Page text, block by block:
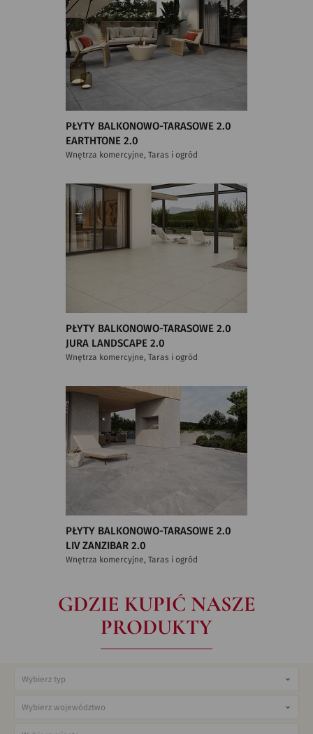
PŁYTY BALKONOWO-TARASOWE 2.0
EARTHTONE 2.0
Wnętrza komercyjne, Taras i ogród
PŁYTY BALKONOWO-TARASOWE 2.0
JURA LANDSCAPE 2.0
Wnętrza komercyjne, Taras i ogród
PŁYTY BALKONOWO-TARASOWE 2.0
LIV ZANZIBAR 2.0
Wnętrza komercyjne, Taras i ogród
GDZIE KUPIĆ NASZE
PRODUKTY